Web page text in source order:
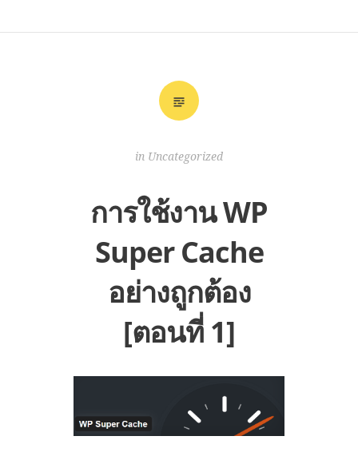
in Uncategorized
การใช้งาน WP
Super Cache
อย่างถูกต้อง
[ตอนที่ 1]